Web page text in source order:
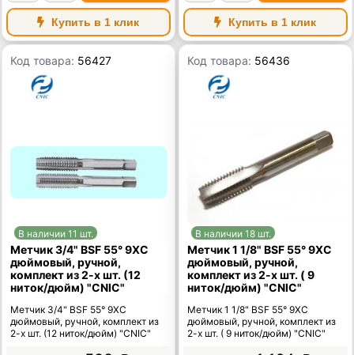
Купить в 1 клик Купить в 1 клик
Код товара: 56427
В наличии 11 шт.
Метчик 3/4" BSF 55° 9ХС
дюймовый, ручной,
комплект из 2-х шт. (12
ниток/дюйм) "CNIC"
Метчик 3/4" BSF 55° 9ХС
дюймовый, ручной, комплект из
2-х шт. (12 ниток/дюйм) "CNIC"
Код товара: 56436
В наличии 18 шт.
Метчик 1 1/8" BSF 55° 9ХС
дюймовый, ручной,
комплект из 2-х шт. ( 9
ниток/дюйм) "CNIC"
Метчик 1 1/8" BSF 55° 9ХС
дюймовый, ручной, комплект из
2-х шт. ( 9 ниток/дюйм) "CNIC"